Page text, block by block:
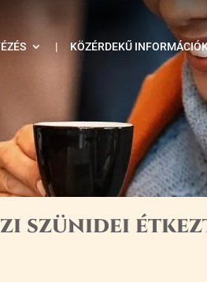
| KÖZÉRDEKŰ
szünidei